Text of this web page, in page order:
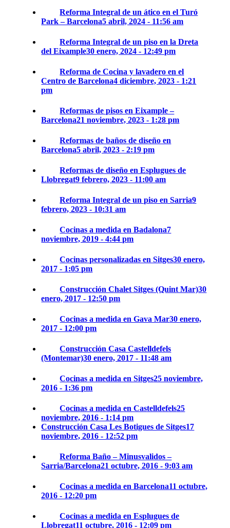
Reforma Integral de un ático en el Turó
Park – Barcelona5 abril, 2024 - 11:56 am
Reforma Integral de un piso en la Dreta
del Eixample30 enero, 2024 - 12:49 pm
Reforma de Cocina y lavadero en el
Centro de Barcelona4 diciembre, 2023 - 1:21
pm
Reformas de pisos en Eixample –
Barcelona21 noviembre, 2023 - 1:28 pm
Reformas de baños de diseño en
Barcelona5 abril, 2023 - 2:19 pm
Reformas de diseño en Esplugues de
Llobregat9 febrero, 2023 - 11:00 am
Reforma Integral de un piso en Sarria9
febrero, 2023 - 10:31 am
Cocinas a medida en Badalona7
noviembre, 2019 - 4:44 pm
Cocinas personalizadas en Sitges30 enero,
2017 - 1:05 pm
Construcción Chalet Sitges (Quint Mar)30
enero, 2017 - 12:50 pm
Cocinas a medida en Gava Mar30 enero,
2017 - 12:00 pm
Construcción Casa Castelldefels
(Montemar)30 enero, 2017 - 11:48 am
Cocinas a medida en Sitges25 noviembre,
2016 - 1:36 pm
Cocinas a medida en Castelldefels25
noviembre, 2016 - 1:14 pm
Construcción Casa Les Botigues de Sitges17
noviembre, 2016 - 12:52 pm
Reforma Baño – Minusvalidos –
Sarria/Barcelona21 octubre, 2016 - 9:03 am
Cocinas a medida en Barcelona11 octubre,
2016 - 12:20 pm
Cocinas a medida en Esplugues de
Llobregat11 octubre, 2016 - 12:09 pm